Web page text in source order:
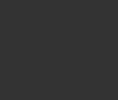
XT-WHISPER NOSTALGIA